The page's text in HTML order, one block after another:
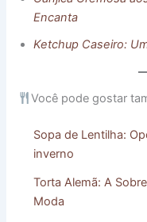
Encanta
Ketchup Caseiro:
Você pode gostar
Sopa de Lentilha:
inverno
Torta Alemã: A
Moda